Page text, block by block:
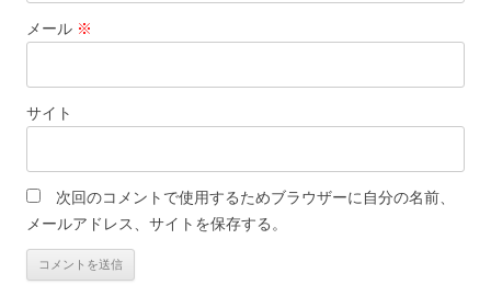
メール ※
サイト
次回のコメントで使用するためブラウザーに自分の名前、
メールアドレス、サイトを保存する。